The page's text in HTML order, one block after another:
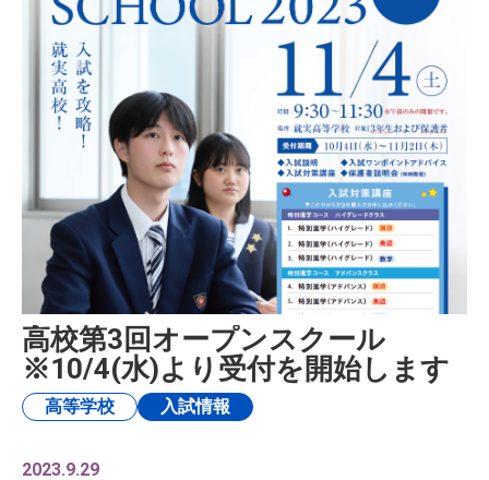
高校第3回オープンスクール
※10/4(水)より受付を開始します
高等学校 入試情報
2023.9.29